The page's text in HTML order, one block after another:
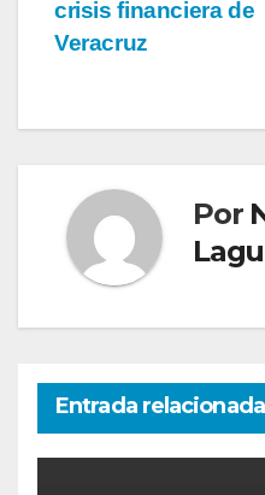
entradas
crisis financiera de
Veracruz
Por
Entrada relacionada